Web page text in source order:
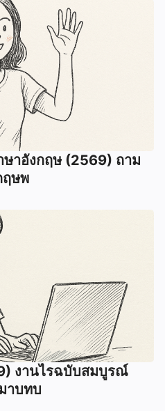
าอังกฤษ (2569) ถาม
ฤษพ
งานไรฉบับสมบูรณ์
าบทบ